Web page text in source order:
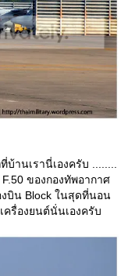
บ้านเรานี่เองครับ ........
ของกองทัพอากาศ
งบิน Block ในสุดที่นอน
ครื่องยนต์นั่นเองครับ